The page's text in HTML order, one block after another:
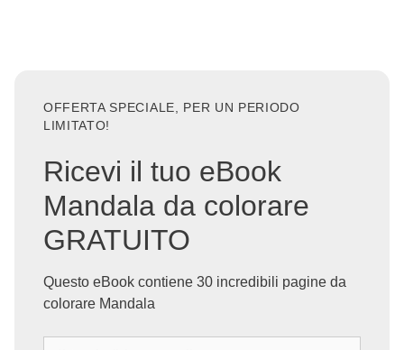
OFFERTA SPECIALE, PER UN PERIODO
LIMITATO!
Ricevi il tuo eBook
Mandala da colorare
GRATUITO
Questo eBook contiene 30 incredibili pagine da
colorare Mandala